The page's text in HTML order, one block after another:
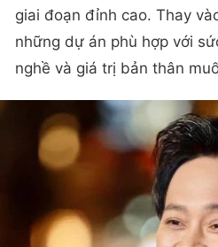
giai đoạn đỉnh cao. Thay
những dự án phù hợp với
nghề và giá trị bản thân